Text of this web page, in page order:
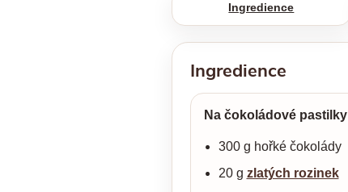
Ingredience
Ingredience
Na čokoládové pastilky
300 g hořké čokolády
20 g zlatých rozinek